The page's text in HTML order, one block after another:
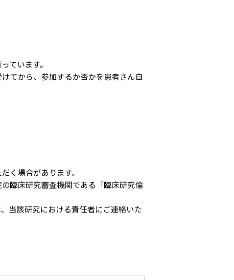
事
て
ています。
てから、参加するか否かを患者さん自
く場合があります。
臨床研究審査機関である「臨床研究倫
当該研究における責任者にご連絡いた